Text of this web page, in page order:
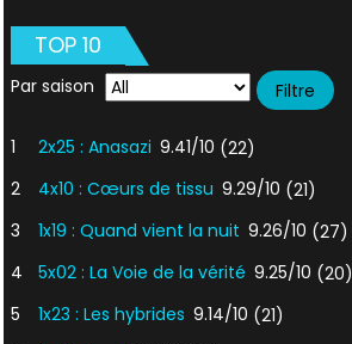
TOP 10
Par saison
1 2x25 : Anasazi 9.41/10 (22)
2
4x10 : Cœurs de tissu 9.29/10 (21)
3
1x19 : Quand vient la nuit 9.26/10 (27)
4
5x02 : La Voie de la vérité 9.25/10 (20)
5
1x23 : Les hybrides 9.14/10 (21)